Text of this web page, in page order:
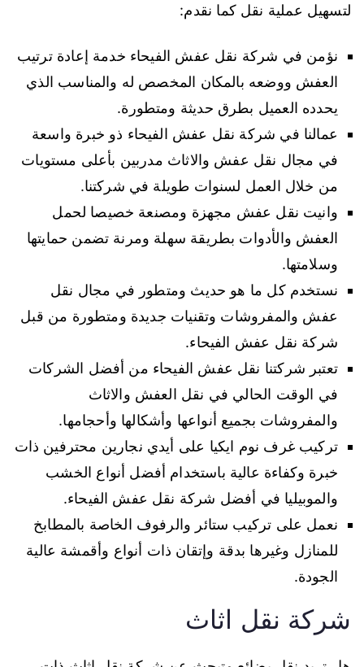
لتسهيل عملية نقل كما نقدم:
نؤمن في شركة نقل عفش الفيحاء خدمة إعادة ترتيب
العفش ووضعه بالمكان المخصص له والمناسب الذي
يحدده العميل بطرق حديثة ومتطورة.
عمالنا في شركة نقل عفش الفيحاء ذو خبرة واسعة
في مجال نقل عفش والاثاث مدربين بأعلى مستويات
من خلال العمل لسنوات طويلة في شركتنا.
وانيت نقل عفش مجهزة ومصنعة خصيصا لحمل
العفش والأدوات بطريقة سهلة ومرنة تضمن حمايتها
وسلامتها.
نستخدم كل ما هو حديث ومتطور في مجال نقل
عفش والمفروشات وتقنيات جديدة ومتطورة من قبل
شركة نقل عفش الفيحاء.
تعتبر شركتنا نقل عفش الفيحاء من أفضل الشركات
في الوقت الحالي في نقل العفش والاثاث
والمفروشات بجميع أنواعها وأشكالها وأحجامها.
تركيب غرف نوم ايكيا على أيدي نجارين محترفين ذات
خبرة وكفاءة عالية باستخدام أفضل أنواع الخشب
والموبيليا في أفضل شركة نقل عفش الفيحاء.
نعمل على تركيب ستائر والرفوف الخاصة بالمطابخ
للمنازل وغيرها بدقة وإتقان ذات أنواع وأقمشة عالية
الجودة.
شركة نقل اثاث